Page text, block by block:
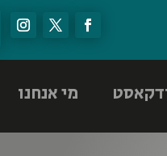
מי אנחנו